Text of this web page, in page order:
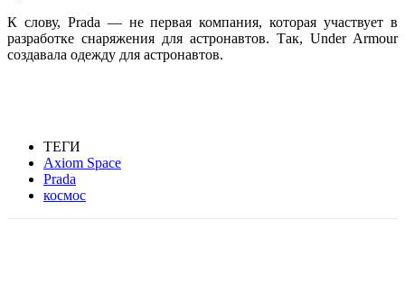
К слову, Prada — не первая компания, которая участвует в
разработке снаряжения для астронавтов. Так, Under Armour
создавала одежду для астронавтов.
ТЕГИ
Axiom Space
Prada
космос